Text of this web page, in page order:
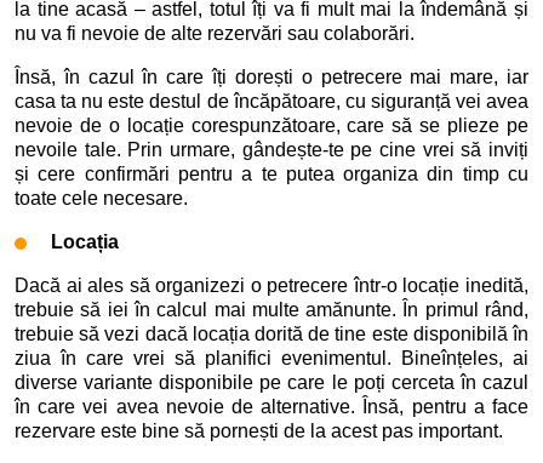
la tine acasă – astfel, totul îți va fi mult mai la îndemână și
nu va fi nevoie de alte rezervări sau colaborări.
Însă, în cazul în care îți dorești o petrecere mai mare, iar
casa ta nu este destul de încăpătoare, cu siguranță vei avea
nevoie de o locație corespunzătoare, care să se plieze pe
nevoile tale. Prin urmare, gândește-te pe cine vrei să inviți
și cere confirmări pentru a te putea organiza din timp cu
toate cele necesare.
Locația
Dacă ai ales să organizezi o petrecere într-o locație inedită,
trebuie să iei în calcul mai multe amănunte. În primul rând,
trebuie să vezi dacă locația dorită de tine este disponibilă în
ziua în care vrei să planifici evenimentul. Bineînțeles, ai
diverse variante disponibile pe care le poți cerceta în cazul
în care vei avea nevoie de alternative. Însă, pentru a face
rezervare este bine să pornești de la acest pas important.